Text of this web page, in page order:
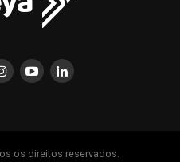
os direitos reservados.